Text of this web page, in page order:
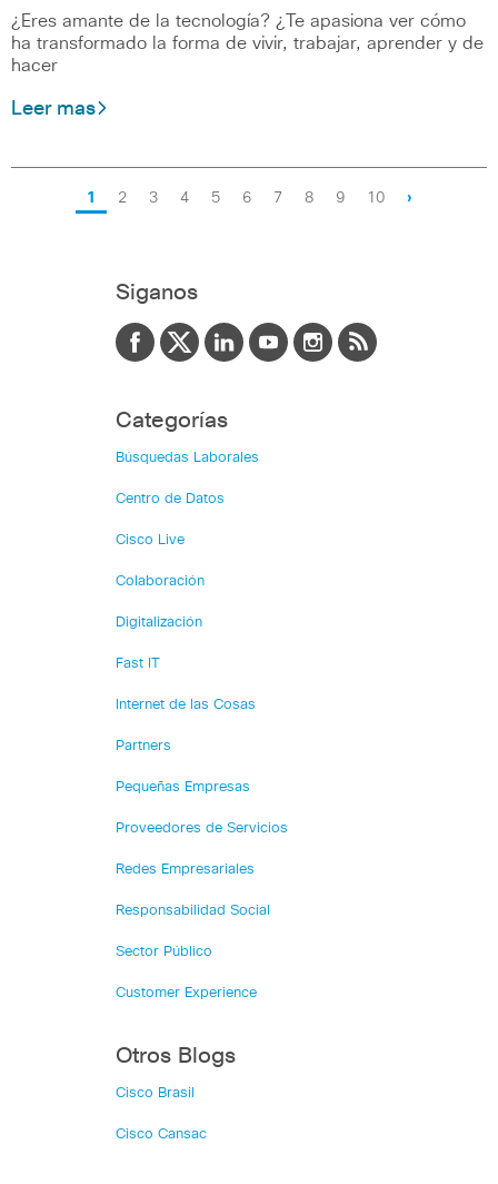
¿Eres amante de la tecnología? ¿Te apasiona ver cómo
ha transformado la forma de vivir, trabajar, aprender y de
hacer
Leer mas
1 2 3 4 5 6 7 8 9 10 ›
Siganos
Categorías
Búsquedas Laborales
Centro de Datos
Cisco Live
Colaboración
Digitalización
Fast IT
Internet de las Cosas
Partners
Pequeñas Empresas
Proveedores de Servicios
Redes Empresariales
Responsabilidad Social
Sector Público
Customer Experience
Otros Blogs
Cisco Brasil
Cisco Cansac